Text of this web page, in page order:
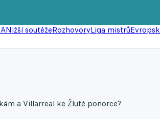
Nižší soutěžeRozhovoryLiga mistrů
a Villarreal ke Žluté ponorce?